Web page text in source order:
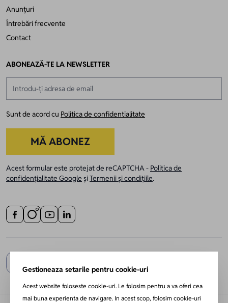
Anunțuri
Întrebări frecvente
Contact
ABONEAZĂ-TE LA NEWSLETTER
Sunt de acord cu Politica de confidentialitate
MĂ ABONEZ
Acest formular este protejat de reCAPTCHA - Politica de
confidențialitate Google șiTermenii și condițiile.
Gestioneaza setarile pentru cookie-uri
Acest website foloseste cookie-uri. Le folosim pentru a va oferi cea
mai buna experienta de navigare. In acest scop, folosim cookie-uri